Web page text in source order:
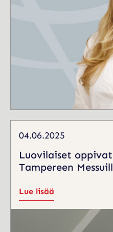
04.06.2025
Luovilaiset
Tampereen
Lue lisää